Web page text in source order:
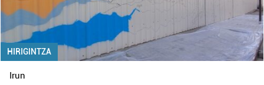
HIRIGINTZA
Irun